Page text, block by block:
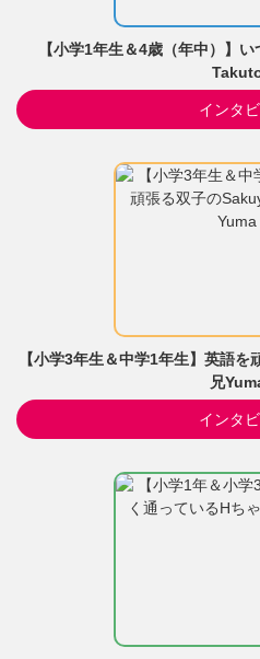
【小学1年生＆4歳（年中）】
インタ
【小学3年生＆中学1年生】英語
兄
インタ